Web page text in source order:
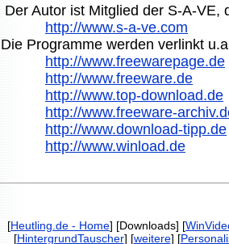
Der Autor ist Mitglied der S-A-VE,
http://www.s-a-ve.com
Die Programme werden verlinkt
http://www.freewarepage.de
http://www.freeware.de
http://www.top-download.de
http://www.freeware-
http://www.download-tipp.de
http://www.winload.de
[Heutling.de - Home] [Downloads] [
[HintergrundTauscher] [weitere] [